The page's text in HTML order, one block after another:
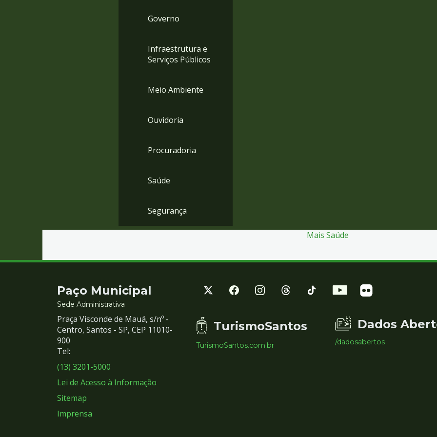
Governo
Infraestrutura e
Serviços Públicos
Meio Ambiente
Ouvidoria
Procuradoria
Saúde
Segurança
Mais Saúde
Contato
e
Redes
Sociais
Paço Municipal
Sede Administrativa
Praça Visconde de Mauá, s/nº -
Centro, Santos - SP, CEP 11010-
900
Tel:
(13) 3201-5000
Lei de Acesso à Informação
Sitemap
Imprensa
TurismoSantos
TurismoSantos.com.br
Dados
/dadosabertos